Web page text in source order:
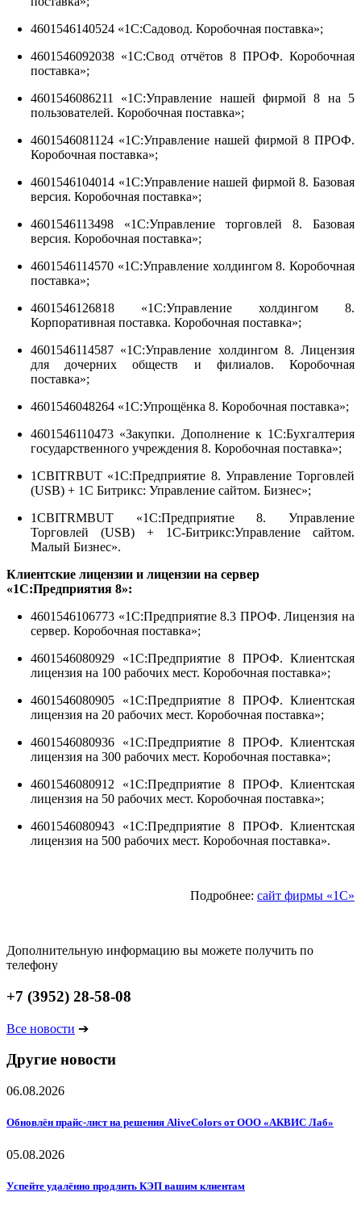
4601546140524 «1С:Садовод. Коробочная поставка»;
4601546092038 «1С:Свод отчётов 8 ПРОФ. Коробочная
поставка»;
4601546086211 «1С:Управление нашей фирмой 8 на 5
пользователей. Коробочная поставка»;
4601546081124 «1С:Управление нашей фирмой 8 ПРОФ.
Коробочная поставка»;
4601546104014 «1С:Управление нашей фирмой 8. Базовая
версия. Коробочная поставка»;
4601546113498 «1С:Управление торговлей 8. Базовая
версия. Коробочная поставка»;
4601546114570 «1С:Управление холдингом 8. Коробочная
поставка»;
4601546126818 «1С:Управление холдингом 8.
Корпоративная поставка. Коробочная поставка»;
4601546114587 «1С:Управление холдингом 8. Лицензия
для дочерних обществ и филиалов. Коробочная
поставка»;
4601546048264 «1С:Упрощёнка 8. Коробочная поставка»;
4601546110473 «Закупки. Дополнение к 1С:Бухгалтерия
государственного учреждения 8. Коробочная поставка»;
1CBITRBUT «1С:Предприятие 8. Управление Торговлей
(USB) + 1С Битрикс: Управление сайтом. Бизнес»;
1CBITRMBUT «1С:Предприятие 8. Управление
Торговлей (USB) + 1С-Битрикс:Управление сайтом.
Малый Бизнес».
Клиентские лицензии и лицензии на сервер
«1С:Предприятия 8»:
4601546106773 «1С:Предприятие 8.3 ПРОФ. Лицензия на
сервер. Коробочная поставка»;
4601546080929 «1С:Предприятие 8 ПРОФ. Клиентская
лицензия на 100 рабочих мест. Коробочная поставка»;
4601546080905 «1С:Предприятие 8 ПРОФ. Клиентская
лицензия на 20 рабочих мест. Коробочная поставка»;
4601546080936 «1С:Предприятие 8 ПРОФ. Клиентская
лицензия на 300 рабочих мест. Коробочная поставка»;
4601546080912 «1С:Предприятие 8 ПРОФ. Клиентская
лицензия на 50 рабочих мест. Коробочная поставка»;
4601546080943 «1С:Предприятие 8 ПРОФ. Клиентская
лицензия на 500 рабочих мест. Коробочная поставка».
Подробнее: сайт фирмы «1С»
Дополнительную информацию вы можете получить по
телефону
+7 (3952) 28-58-08
Все новости ➔
Другие новости
06.08.2026
Обновлён прайс-лист на решения AliveColors от ООО «АКВИС Лаб»
05.08.2026
Успейте удалённо продлить КЭП вашим клиентам